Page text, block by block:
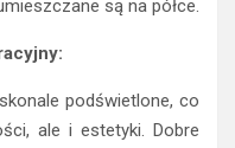
są na półce.
podświetlone, co
ale i estetyki. Dobre